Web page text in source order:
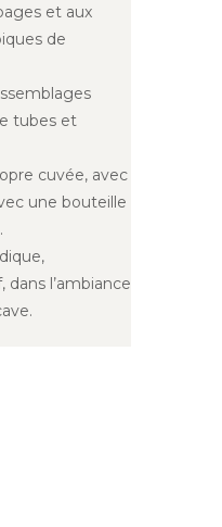
et aux
de
tubes et
cuvée, avec
une bouteille
l’ambiance